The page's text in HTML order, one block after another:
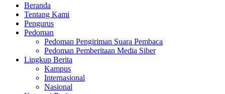
Beranda
Tentang Kami
Pengurus
Pedoman
Pedoman Pengiriman Suara Pembaca
Pedoman Pemberitaan Media Siber
Lingkup Berita
Kampus
Internasional
Nasional